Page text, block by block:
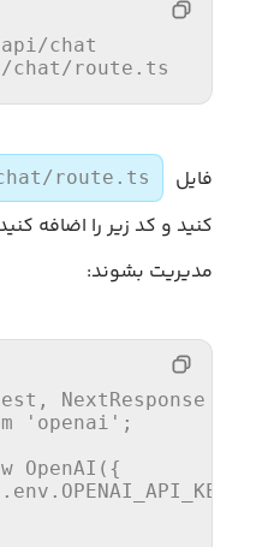
api/chat
/chat/ route.ts
فایل route.ts
مدیریت بشوند:
NextResponse }
'openai' ;
OpenAI ({